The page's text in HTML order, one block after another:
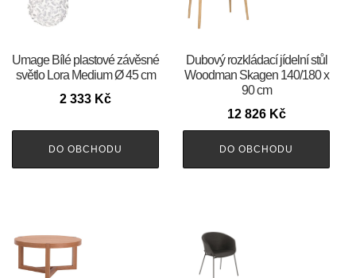
Umage Bílé plastové závěsné
světlo Lora Medium Ø 45 cm
2 333 Kč
DO OBCHODU
Dubový rozkládací jídelní stůl
Woodman Skagen 140/180 x
90 cm
12 826 Kč
DO OBCHODU